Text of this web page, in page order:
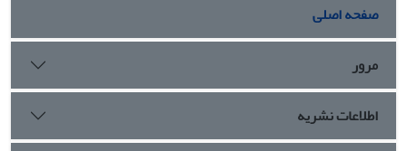
صفحه اصلی
مرور
اطلاعات نشریه